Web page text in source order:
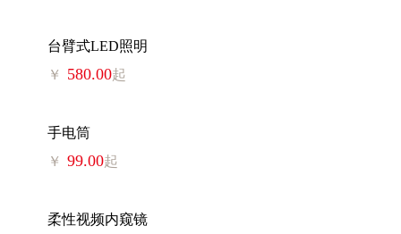
台臂式LED照明
￥ 580.00起
手电筒
￥ 99.00起
柔性视频内窥镜